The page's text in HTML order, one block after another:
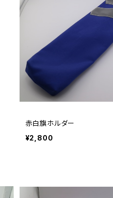
赤白旗ホルダー
¥2,800